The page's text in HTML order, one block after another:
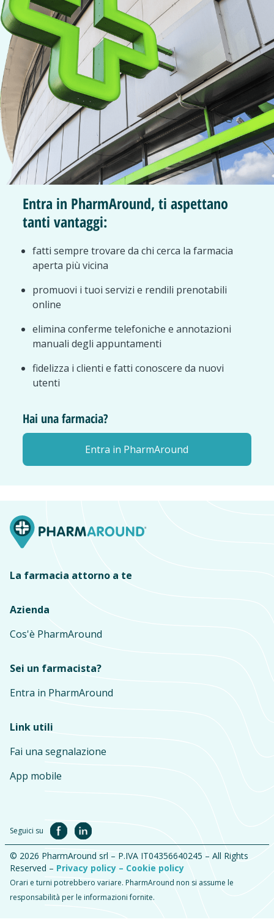
Entra in PharmAround, ti aspettano
tanti vantaggi:
fatti sempre trovare da chi cerca la farmacia
aperta più vicina
promuovi i tuoi servizi e rendili prenotabili
online
elimina conferme telefoniche e annotazioni
manuali degli appuntamenti
fidelizza i clienti e fatti conoscere da nuovi
utenti
Hai una farmacia?
Entra in PharmAround
La farmacia attorno a te
Azienda
Cos'è PharmAround
Sei un farmacista?
Entra in PharmAround
Link utili
Fai una segnalazione
App mobile
Seguici su
© 2026 PharmAround srl – P.IVA IT04356640245 – All Rights
Reserved – Privacy policy – Cookie policy
Orari e turni potrebbero variare. PharmAround non si assume le
responsabilità per le informazioni fornite.